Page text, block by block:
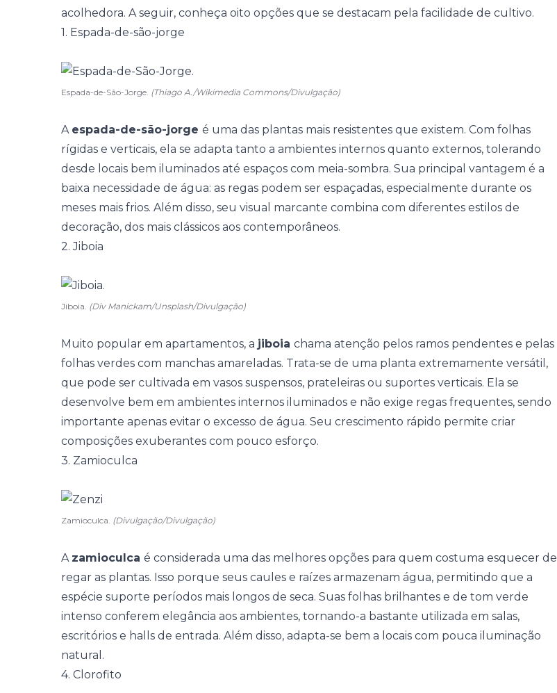
acolhedora. A seguir, conheça oito opções que se destacam pela facilidade de cultivo.
1. Espada-de-são-jorge
Espada-de-São-Jorge. (Thiago A./Wikimedia Commons/Divulgação)
A espada-de-são-jorge é uma das plantas mais resistentes que existem. Com folhas
rígidas e verticais, ela se adapta tanto a ambientes internos quanto externos, tolerando
desde locais bem iluminados até espaços com meia-sombra. Sua principal vantagem é a
baixa necessidade de água: as regas podem ser espaçadas, especialmente durante os
meses mais frios. Além disso, seu visual marcante combina com diferentes estilos de
decoração, dos mais clássicos aos contemporâneos.
2. Jiboia
Jiboia. (Div Manickam/Unsplash/Divulgação)
Muito popular em apartamentos, a jiboia chama atenção pelos ramos pendentes e pelas
folhas verdes com manchas amareladas. Trata-se de uma planta extremamente versátil,
que pode ser cultivada em vasos suspensos, prateleiras ou suportes verticais. Ela se
desenvolve bem em ambientes internos iluminados e não exige regas frequentes, sendo
importante apenas evitar o excesso de água. Seu crescimento rápido permite criar
composições exuberantes com pouco esforço.
3. Zamioculca
Zamioculca. (Divulgação/Divulgação)
A zamioculca é considerada uma das melhores opções para quem costuma esquecer de
regar as plantas. Isso porque seus caules e raízes armazenam água, permitindo que a
espécie suporte períodos mais longos de seca. Suas folhas brilhantes e de tom verde
intenso conferem elegância aos ambientes, tornando-a bastante utilizada em salas,
escritórios e halls de entrada. Além disso, adapta-se bem a locais com pouca iluminação
natural.
4. Clorofito